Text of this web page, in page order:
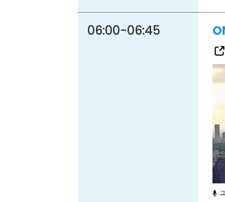
06:00-06:45